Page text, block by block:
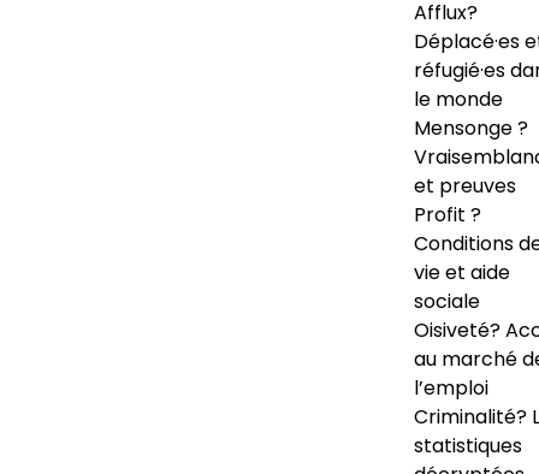
Afflux?
Déplacé·es
réfugié·es
le monde
Mensonge ?
et preuves
Profit ?
Conditions
vie et aide
sociale
Oisiveté?
au marché
l’emploi
Criminalité?
statistiques